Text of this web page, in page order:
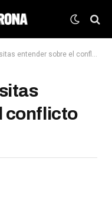
sobre el conflicto Israel-Palestina
conflicto